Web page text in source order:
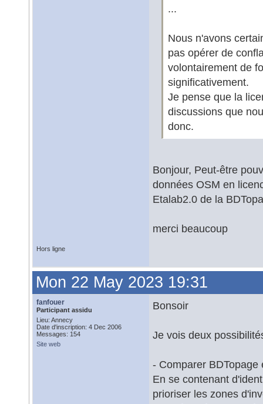
...
Nous n'avons
pas opérer de
volontairement de
significativement.
Je pense que la
discussions que
donc.
Bonjour, Peut-être
données OSM en
Etalab2.0 de la
merci beaucoup
Hors ligne
Mon 22 May 2023 19:31
fanfouer
Participant assidu
Lieu: Annecy
Date d'inscription: 4 Dec 2006
Messages: 154
Site web
Bonsoir
Je vois deux
- Comparer
En se contenant
prioriser les zones